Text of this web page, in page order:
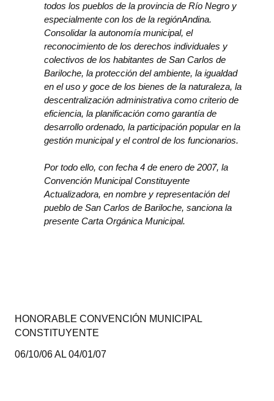
todos los pueblos de la provincia de Río Negro y
especialmente con los de la regiónAndina.
Consolidar la autonomía municipal, el
reconocimiento de los derechos individuales y
colectivos de los habitantes de San Carlos de
Bariloche, la protección del ambiente, la igualdad
en el uso y goce de los bienes de la naturaleza, la
descentralización administrativa como criterio de
eficiencia, la planificación como garantía de
desarrollo ordenado, la participación popular en la
gestión municipal y el control de los funcionarios.
Por todo ello, con fecha 4 de enero de 2007, la
Convención Municipal Constituyente
Actualizadora, en nombre y representación del
pueblo de San Carlos de Bariloche, sanciona la
presente Carta Orgánica Municipal.
HONORABLE CONVENCIÓN MUNICIPAL
CONSTITUYENTE
06/10/06 AL 04/01/07